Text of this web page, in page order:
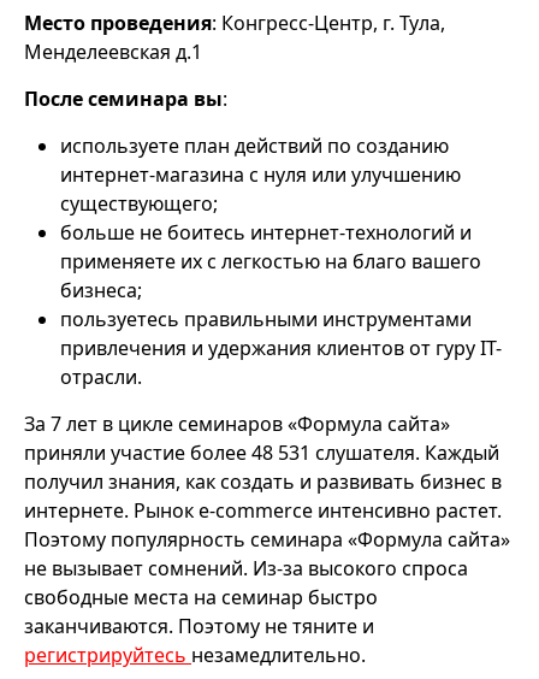
Место проведения: Конгресс-Центр, г. Тула,
Менделеевская д.1
После семинара вы:
используете план действий по созданию
интернет-магазина с нуля или улучшению
существующего;
больше не боитесь интернет-технологий и
применяете их с легкостью на благо вашего
бизнеса;
пользуетесь правильными инструментами
привлечения и удержания клиентов от гуру IT-
отрасли.
За 7 лет в цикле семинаров «Формула сайта»
приняли участие более 48 531 слушателя. Каждый
получил знания, как создать и развивать бизнес в
интернете. Рынок e-commerce интенсивно растет.
Поэтому популярность семинара «Формула сайта»
не вызывает сомнений. Из-за высокого спроса
свободные места на семинар быстро
заканчиваются. Поэтому не тяните и
регистрируйтесь незамедлительно.